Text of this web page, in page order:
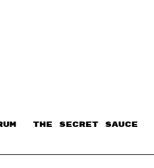
THE SECRET SAUCE​